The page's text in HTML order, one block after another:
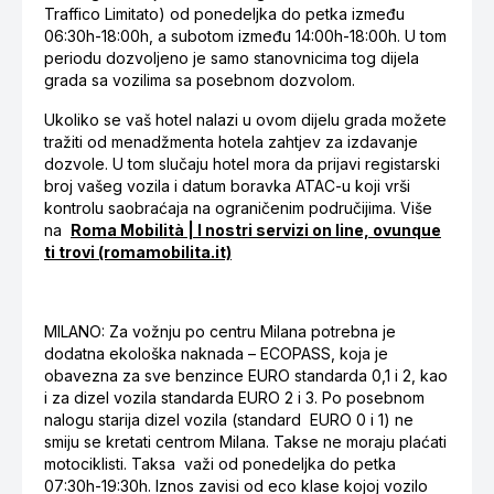
Traffico Limitato) od ponedeljka do petka između
06:30h-18:00h, a subotom između 14:00h-18:00h. U tom
periodu dozvoljeno je samo stanovnicima tog dijela
grada sa vozilima sa posebnom dozvolom.
Ukoliko se vaš hotel nalazi u ovom dijelu grada možete
tražiti od menadžmenta hotela zahtjev za izdavanje
dozvole. U tom slučaju hotel mora da prijavi registarski
broj vašeg vozila i datum boravka ATAC-u koji vrši
kontrolu saobraćaja na ograničenim područijima. Više
na Roma Mobilità | I nostri servizi on line, ovunque
ti trovi (romamobilita.it)
MILANO: Za vožnju po centru Milana potrebna je
dodatna ekološka naknada – ECOPASS, koja je
obavezna za sve benzince EURO standarda 0,1 i 2, kao
i za dizel vozila standarda EURO 2 i 3. Po posebnom
nalogu starija dizel vozila (standard EURO 0 i 1) ne
smiju se kretati centrom Milana. Takse ne moraju plaćati
motociklisti. Taksa važi od ponedeljka do petka
07:30h-19:30h. Iznos zavisi od eco klase kojoj vozilo